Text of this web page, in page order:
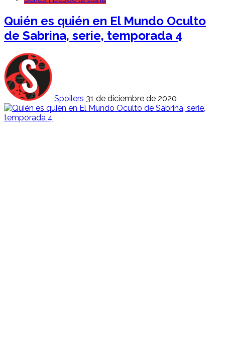
Quién es quién en El Mundo Oculto
de Sabrina, serie, temporada 4
Spoilers 31 de diciembre de 2020